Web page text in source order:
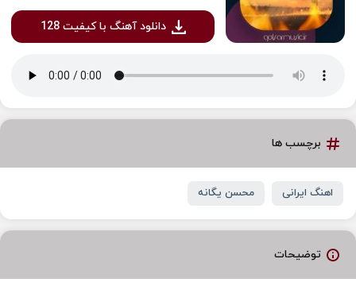
دانلود آهنگ با کیفیت 128
برچسب ها
اهنگ ایرانی محسن یگانه
توضیحات